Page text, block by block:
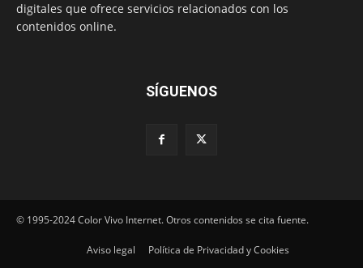
digitales que ofrece servicios relacionados con los
contenidos online.
SÍGUENOS
© 1995-2024 Color Vivo Internet. Otros contenidos se cita fuente.
Aviso legal Política de Privacidad y Cookies